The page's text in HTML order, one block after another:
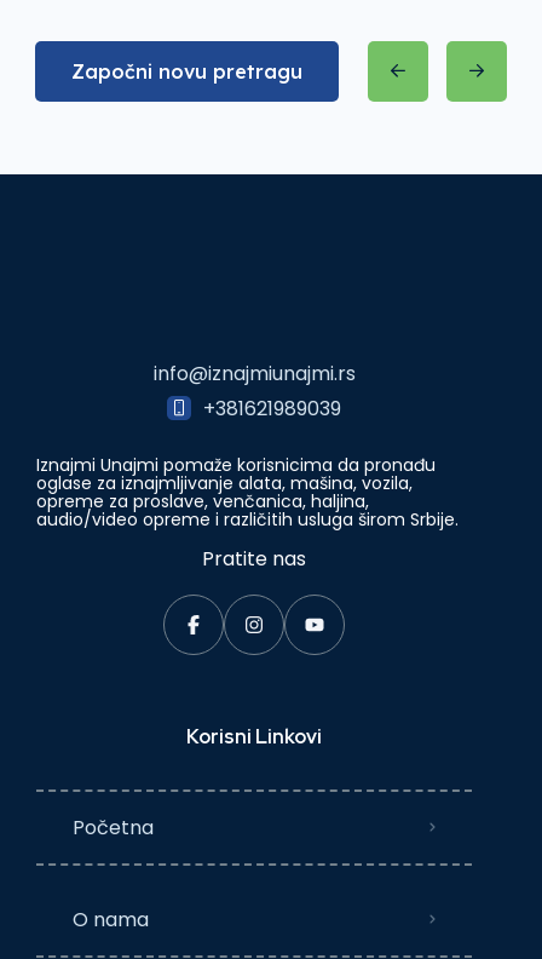
Započni novu pretragu
info@iznajmiunajmi.rs
+381621989039
Iznajmi Unajmi pomaže korisnicima da pronađu
oglase za iznajmljivanje alata, mašina, vozila,
opreme za proslave, venčanica, haljina,
audio/video opreme i različitih usluga širom Srbije.
Pratite nas
Korisni Linkovi
Početna
O nama